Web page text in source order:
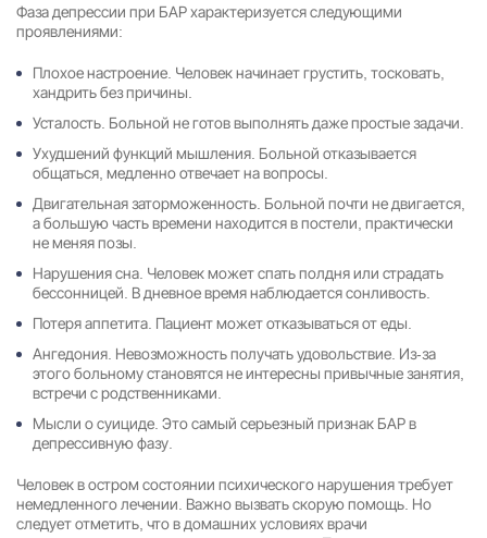
Фаза депрессии при БАР характеризуется следующими
проявлениями:
Плохое настроение. Человек начинает грустить, тосковать,
хандрить без причины.
Усталость. Больной не готов выполнять даже простые задачи.
Ухудшений функций мышления. Больной отказывается
общаться, медленно отвечает на вопросы.
Двигательная заторможенность. Больной почти не двигается,
а большую часть времени находится в постели, практически
не меняя позы.
Нарушения сна. Человек может спать полдня или страдать
бессонницей. В дневное время наблюдается сонливость.
Потеря аппетита. Пациент может отказываться от еды.
Ангедония. Невозможность получать удовольствие. Из-за
этого больному становятся не интересны привычные занятия,
встречи с родственниками.
Мысли о суициде. Это самый серьезный признак БАР в
депрессивную фазу.
Человек в остром состоянии психического нарушения требует
немедленного лечении. Важно вызвать скорую помощь. Но
следует отметить, что в домашних условиях врачи